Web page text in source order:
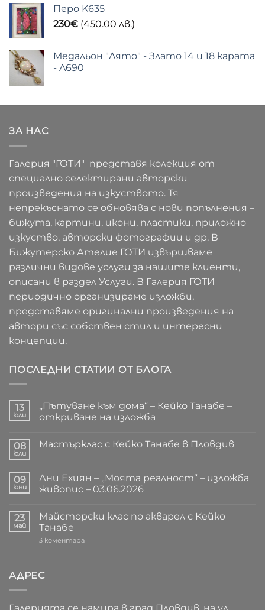
Перо K635
230€ (450.00 лв.)
Медальон "Лято" - Злато 14 и 18 карата
- A690
ЗА НАС
Галерия "ГОТИ" представя колекция от
специално селектирани авторски
произведения на изкуството. Тя
непрекъснато се обновява с нови попълнения –
бижута, картини, икони, пластики, приложно
изкуство, авторски фотографии и др. В
Бижутерско Ателие ГОТИ извършваме
различни видове услуги за нашите клиенти,
описани в раздел Услуги. В Галерия ГОТИ
периодично организираме изложби,
представяме оригинални произведения на
автори със собствен стил и интересни
концепции.
ПОСЛЕДНИ СТАТИИ ОТ БЛОГА
13
юли
„Пътуване към дома“ – Кейко Танабе –
откриване на изложба
за
„Пътуване
–
Кейко
Танабе
на
изложба
08
юли
Мастърклас с Кейко Танабе в Пловдив
Мастърклас
с
Кейко
Пловдив
09
юни
Ани Ехиян – „Моята реалност“ – изложба
живопис – 03.06.2026
за
Ани
Ехиян
–
изложба
живопис
23
май
Майсторски клас по акварел с Кейко
Танабе
3 коментараза
АДРЕС